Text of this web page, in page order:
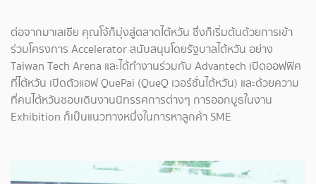
ต่อจากมาเลเซีย คุณโจ้ก็มุ่งสู่ตลาดไต้หวัน ซึ่งก็เริ่มต้นด้วยการเข้า
ร่วมโครงการ Accelerator สนับสนุนโดยรัฐบาลไต้หวัน อย่าง
Taiwan Tech Arena และได้ทำงานร่วมกับ Advantech เปิดออฟฟิศ
ที่ไต้หวัน เปิดตัวแอฟ QuePai (QueQ เวอร์ชั่นไต้หวัน) และด้วยความ
ที่คนไต้หวันชอบเดินงานนิทรรศการต่างๆ การออกบูธในงาน
Exhibition ก็เป็นแนวทางหนึ่งในการหาลูกค้า SME